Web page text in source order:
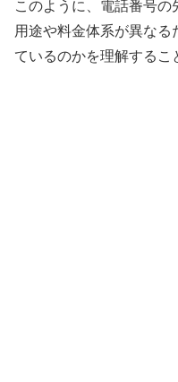
このように、電話番号
用途や料金体系が異な
ているのかを理解するこ